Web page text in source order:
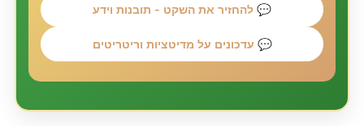
💬 להחזיר את השקט - תובנות וידע
💬 עדכונים על מדיטציות וריטריטים